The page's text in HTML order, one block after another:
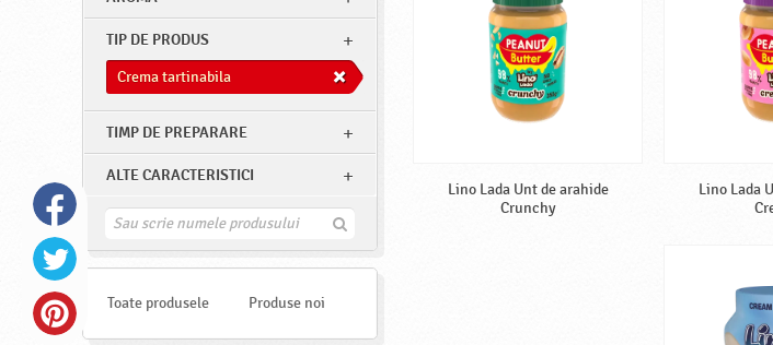
TIP DE PRODUS
Crema tartinabila
TIMP DE PREPARARE
ALTE CARACTERISTICI
G
e
Toate produsele Produse noi
Lino Lada Unt de arahide
Crunchy
Lino Lada